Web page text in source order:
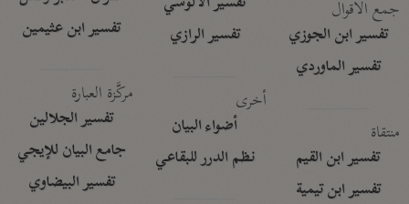
جمع الأقوال
تفسير ابن الجوزي
تفسير الماوردي
منتقاة
تفسير ابن القيم
تفسير ابن تيمية
تفسير الرازي
أخرى
أضواء البيان
نظم الدرر للبقاعي
تفسير ابن عثيمين
مركَّزة العبارة
تفسير الجلالين
جامع البيان للإيجي
تفسير البيضاوي